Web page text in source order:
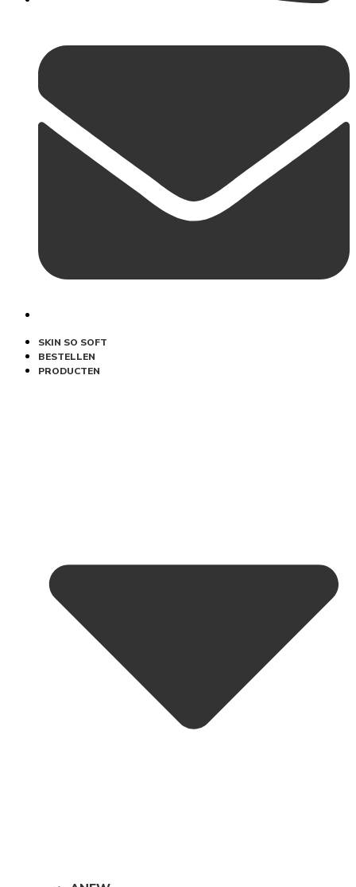
SKIN SO SOFT
BESTELLEN
PRODUCTEN